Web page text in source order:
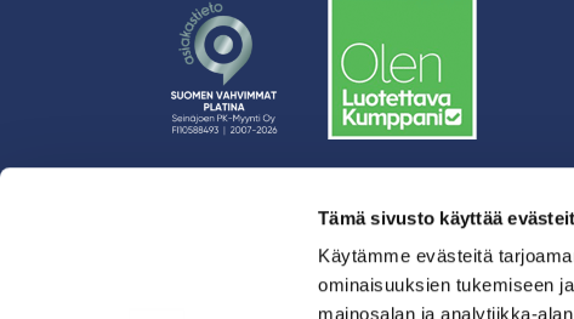
Tämä sivusto käyttää
Käytämme evästeitä
ominaisuuksien tukemiseen
mainosalan ja analytiikka-